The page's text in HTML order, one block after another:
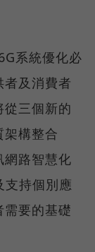
系統優化必
及消費者
三個新的
構整合
網路智慧化
支持個別應
要的基礎